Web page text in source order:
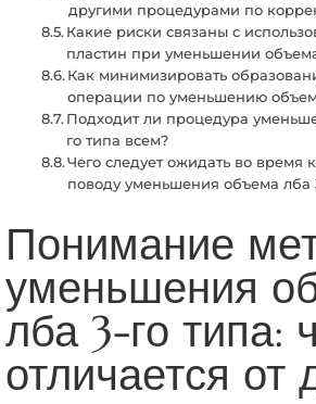
другими процедурами по
Какие риски связаны с
пластин при уменьшении
Как минимизировать
операции по уменьшению
Подходит ли процедура
го типа всем?
Чего следует ожидать во время
поводу уменьшения объема лба
Понимание
уменьшения
лба 3-го типа:
отличается от